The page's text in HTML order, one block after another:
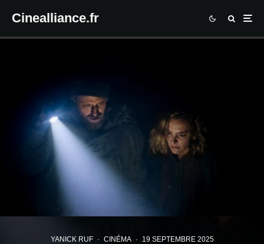
Cinealliance.fr
YANICK RUF · CINÉMA · 19 SEPTEMBRE 2025